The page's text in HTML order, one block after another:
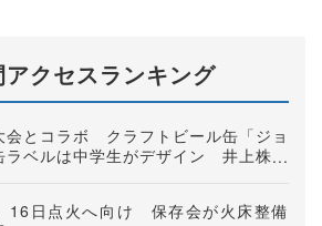
クセスランキング
会とコラボ クラフトビール缶「ジョ
ベルは中学生がデザイン 井上株式
16日点火へ向け 保存会が火床整備